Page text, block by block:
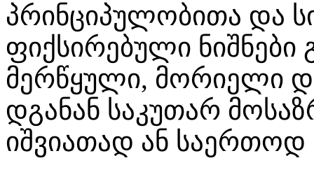
პრინციპულობითა და
ფიქსირებული
მერწყული, მორიელი
დგანან საკუთარ
იშვიათად ან საერთოდ